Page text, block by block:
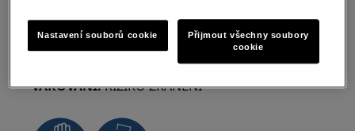
VAROVÁNÍ!RIZIKO ZRANĚNÍ
Nastavení souborů cookie
Přijmout všechny soubory
cookie